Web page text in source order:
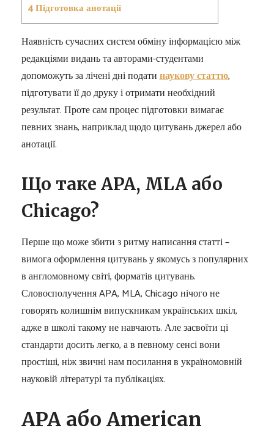
4Підготовка анотації
Наявність сучасних систем обміну інформацією між
редакціями видань та авторами-студентами
допоможуть за лічені дні податинаукову статтю,
підготувати її до друку і отримати необхідний
результат. Проте сам процес підготовки вимагає
певних знань, наприклад щодо цитувань джерел або
анотації.
Що таке APA, MLA або
Chicago?
Перше що може збити з ритму написання статті –
вимога оформлення цитувань у якомусь з популярних
в англомовному світі, форматів цитувань.
Словосполучення APA, MLA, Chicago нічого не
говорять колишнім випускникам українських шкіл,
адже в школі такому не навчають. Але засвоїти ці
стандарти досить легко, а в певному сенсі вони
простіші, ніж звичні нам посилання в україномовній
науковій літературі та публікаціях.
APA або American